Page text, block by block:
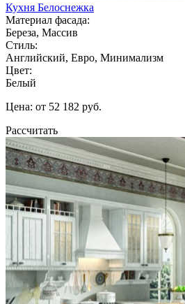
Кухня Белоснежка
Материал фасада:
Береза, Массив
Стиль:
Английский, Евро, Минимализм
Цвет:
Белый
Цена: от 52 182 руб.
Рассчитать